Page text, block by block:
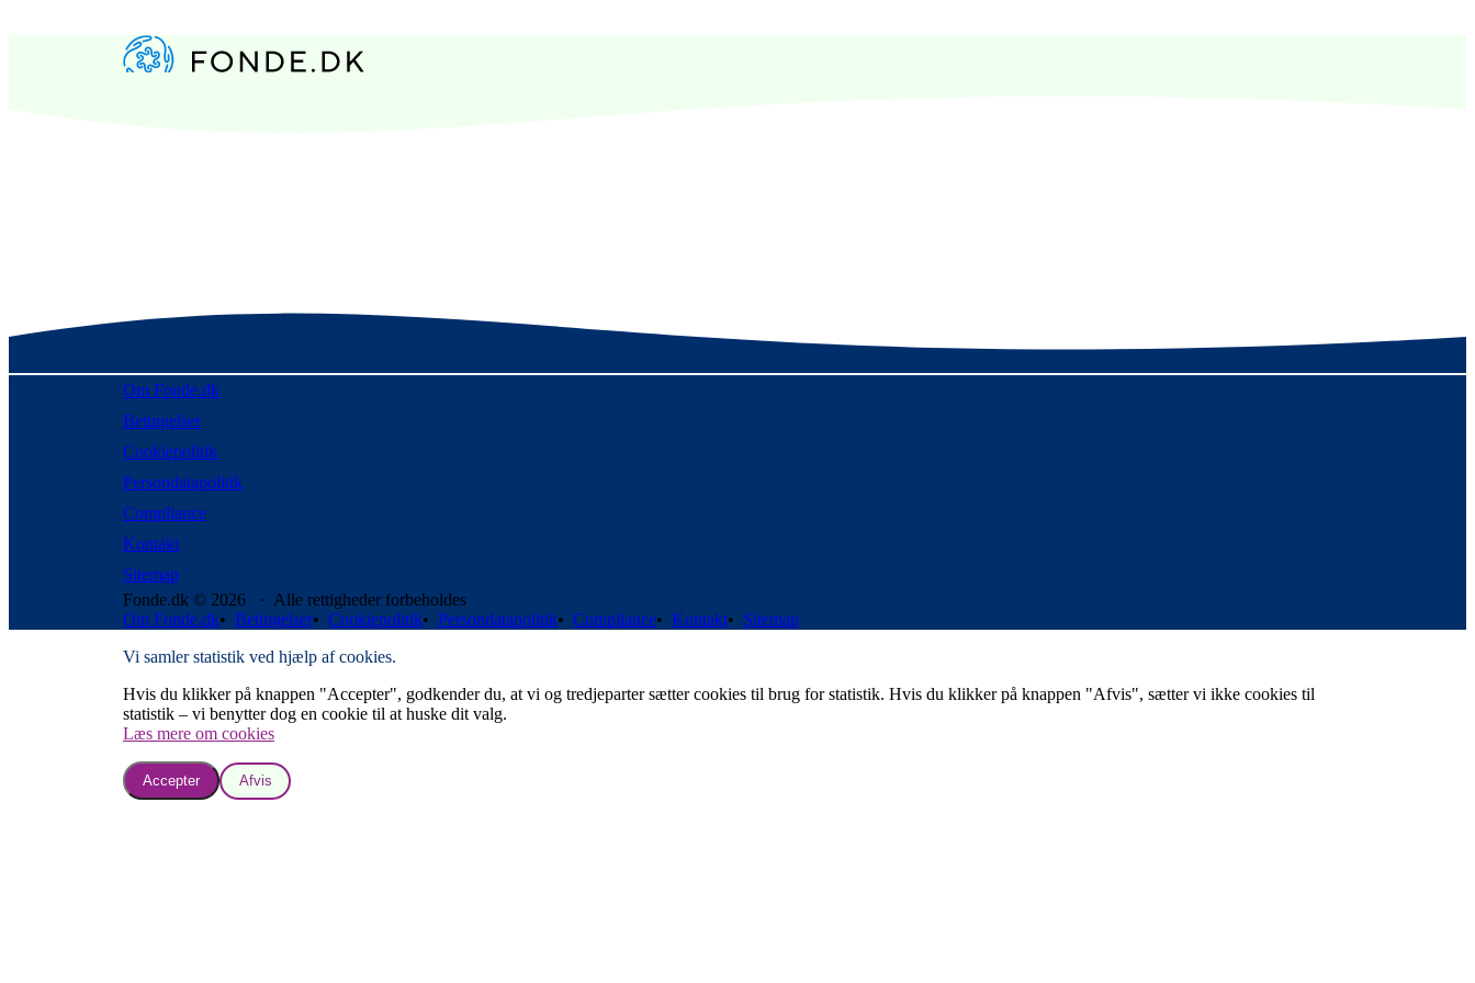
Om Fonde.dk
Betingelser
Cookiepolitik
Persondatapolitik
Compliance
Kontakt
Sitemap
Fonde.dk © 2026 · Alle rettigheder forbeholdes
Om Fonde.dk• Betingelser• Cookiepolitik• Persondatapolitik• Compliance• Kontakt• Sitemap
Vi samler statistik ved hjælp af cookies.
Hvis du klikker på knappen "Accepter", godkender du, at vi og tredjeparter sætter cookies til brug for statistik. Hvis du klikker på knappen "Afvis", sætter vi ikke cookies til
statistik – vi benytter dog en cookie til at huske dit valg.
Læs mere om cookies
Accepter Afvis